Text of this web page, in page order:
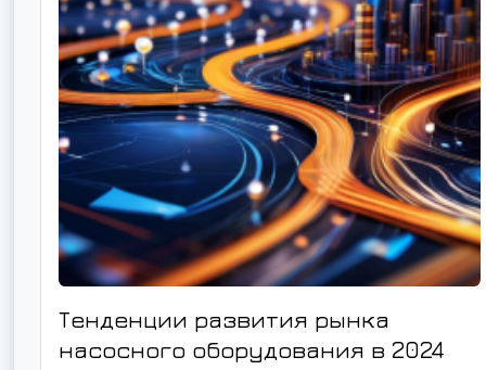
Тенденции развития рынка
насосного оборудования в 2024